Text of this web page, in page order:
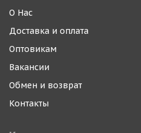
О Нас
Доставка и оплата
Оптовикам
Вакансии
Обмен и возврат
Контакты